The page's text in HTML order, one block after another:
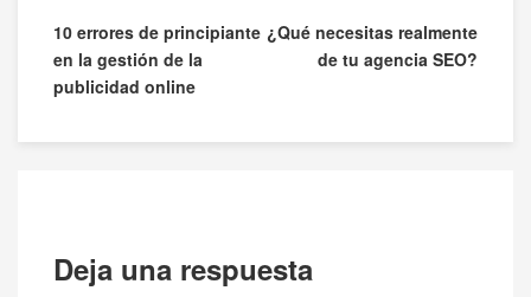
Navegación
de
10 errores de principiante
en la gestión de la
publicidad online
¿Qué necesitas realmente
de tu agencia SEO?
Deja una respuesta